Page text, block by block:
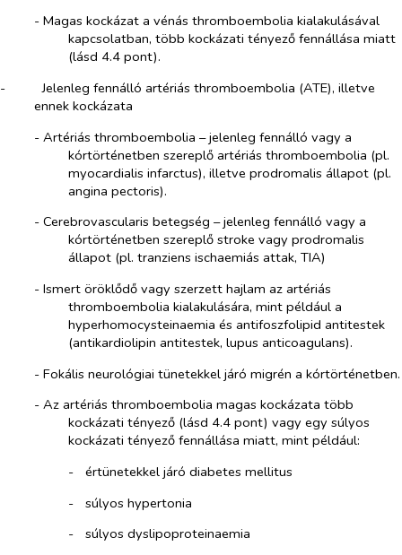
-​ Magas kockázat a vénás thromboembolia kialakulásával
kapcsolatban, több kockázati tényező fennállása miatt
(lásd 4.4 pont).
-​
Jelenleg fennálló artériás thromboembolia (ATE), illetve
ennek kockázata
-​ Artériás thromboembolia – jelenleg fennálló vagy a
kórtörténetben szereplő artériás thromboembolia (pl.
myocardialis infarctus), illetve prodromalis állapot (pl.
angina pectoris).
-​ Cerebrovascularis betegség – jelenleg fennálló vagy a
kórtörténetben szereplő stroke vagy prodromalis
állapot (pl. tranziens ischaemiás attak, TIA)
-​ Ismert öröklődő vagy szerzett hajlam az artériás
thromboembolia kialakulására, mint például a
hyperhomocysteinaemia és antifoszfolipid antitestek
(antikardiolipin antitestek, lupus anticoagulans).
-​ Fokális neurológiai tünetekkel járó migrén a kórtörténetben.
-​ Az artériás thromboembolia magas kockázata több
kockázati tényező (lásd 4.4 pont) vagy egy súlyos
kockázati tényező fennállása miatt, mint például:
-​
értünetekkel járó diabetes mellitus
-​
súlyos hypertonia
-​
súlyos dyslipoproteinaemia